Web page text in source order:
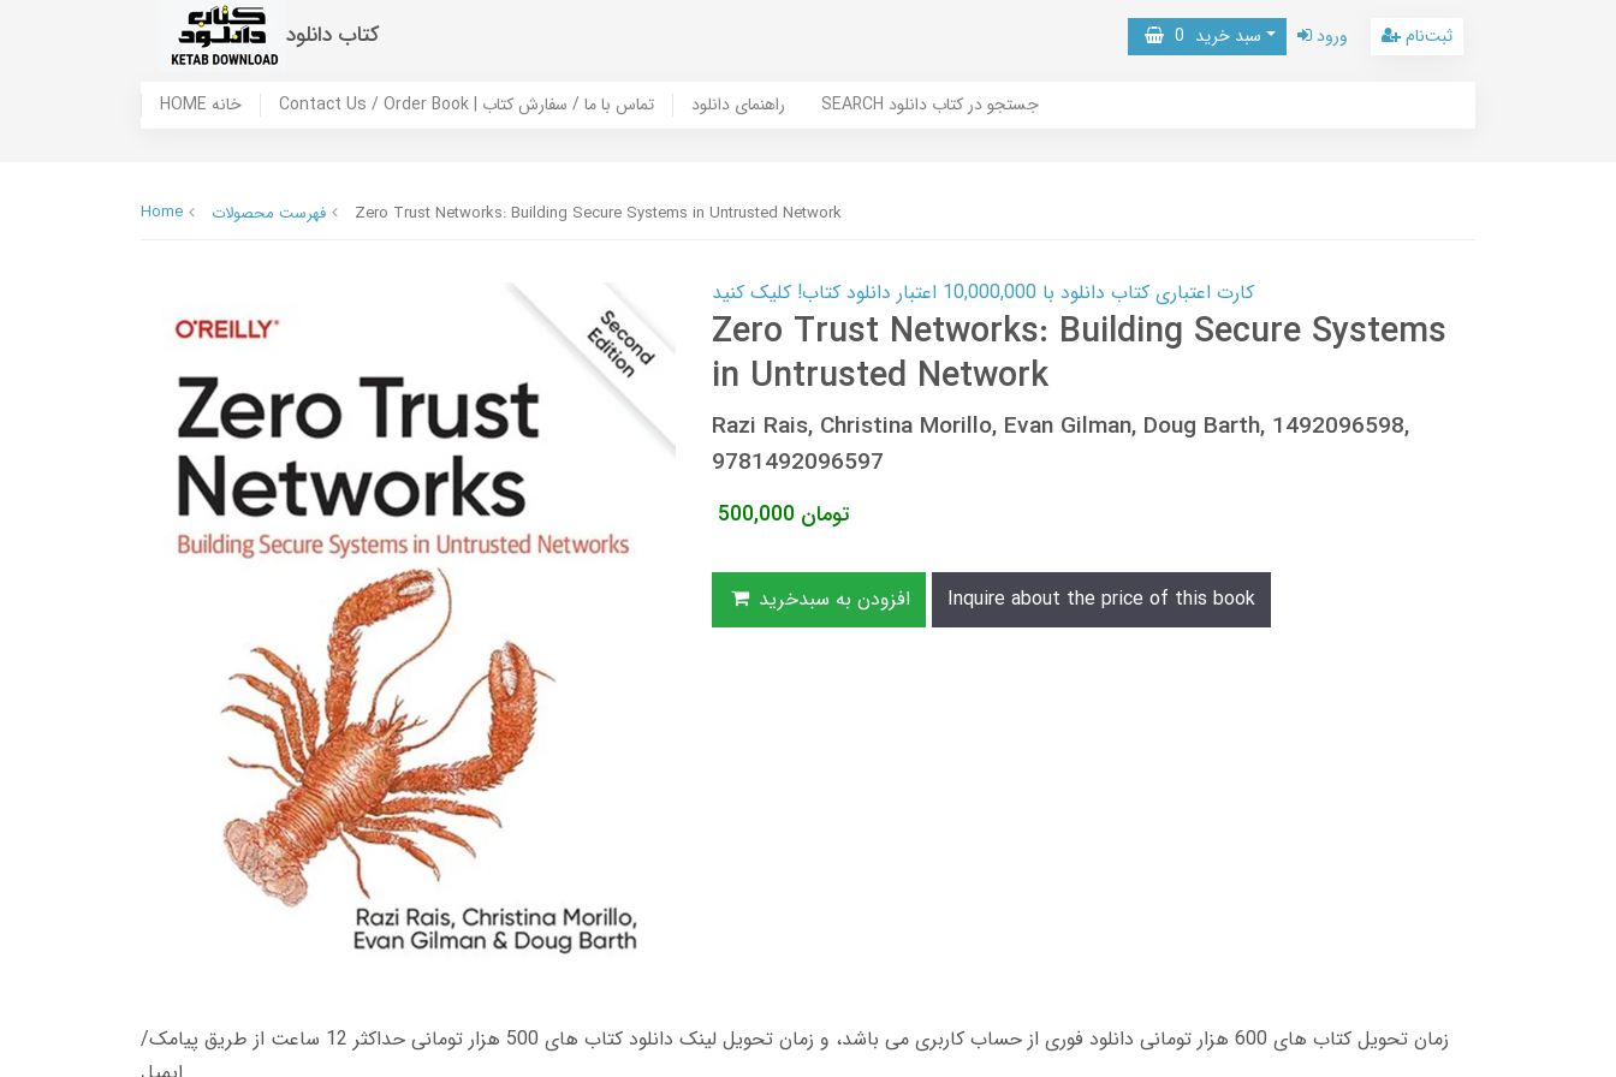
کتاب دانلود سبد خرید 0 ورود ثبت‌نام
HOME خانه Contact Us / Order Book | تماس با ما / سفارش کتاب راهنمای دانلود SEARCH جستجو در کتاب دانلود
Home فهرست محصولات Zero Trust Networks: Building Secure Systems in Untrusted Network
کارت اعتباری کتاب دانلود با 10,000,000 اعتبار دانلود کتاب! کلیک کنید
Zero Trust Networks: Building Secure Systems
in Untrusted Network
Razi Rais, Christina Morillo, Evan Gilman, Doug Barth, 1492096598,
9781492096597
500,000 تومان
افزودن به سبدخرید Inquire about the price of this book
زمان تحویل کتاب های 600 هزار تومانی دانلود فوری از حساب کاربری می باشد، و زمان تحویل لینک دانلود کتاب های 500 هزار تومانی حداکثر 12 ساعت از طریق پیامک/